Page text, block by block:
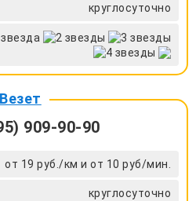
круглосуточно
Везет
909-90-90
от 19 руб./км и от 10 руб/мин.
круглосуточно